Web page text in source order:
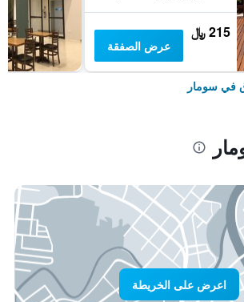
215 ﷼
عرض الصفقة
في سومار
اعرض على الخريطة